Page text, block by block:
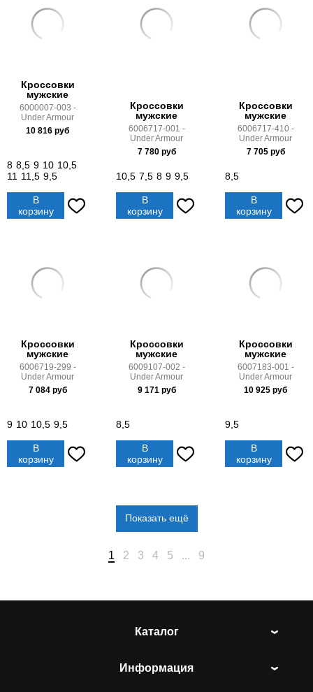
Кроссовки
мужские
6000007-003 -
Under Armour
10 816 руб
8 8,5 9 10 10,5
11 11,5 9,5
В
корзину
Кроссовки
мужские
6006717-001 -
Under Armour
7 780руб
10,5 7,5 8 9 9,5
В
корзину
Кроссовки
мужские
6006717-410 -
Under Armour
7 705руб
8,5
В
корзину
Кроссовки
мужские
6006719-299 -
Under Armour
7 084руб
9 10 10,5 9,5
В
корзину
Кроссовки
мужские
6009107-002 -
Under Armour
9 171руб
8,5
В
корзину
Кроссовки
мужские
6007183-001 -
Under Armour
10 925 руб
9,5
В
корзину
Показать ещё
1 2 3 4 5 ... 9
Каталог
Информация